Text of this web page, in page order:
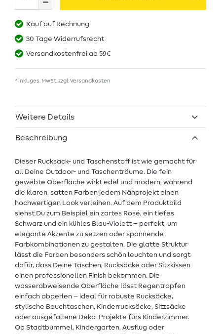
Kauf auf Rechnung
30 Tage Widerrufsrecht
Versandkostenfrei ab 59€
* inkl. ges. MwSt. zzgl. Versandkosten
Weitere Details
Beschreibung
Dieser Rucksack- und Taschenstoff ist wie gemacht für
all Deine Outdoor- und Taschenträume. Die fein
gewebte Oberfläche wirkt edel und modern, während
die klaren, satten Farben jedem Nähprojekt einen
hochwertigen Look verleihen. Auf dem Produktbild
siehst Du zum Beispiel ein zartes Rosé, ein tiefes
Schwarz und ein kühles Blau-Violett – perfekt, um
elegante Akzente zu setzen oder spannende
Farbkombinationen zu gestalten. Die glatte Struktur
lässt die Farben besonders schön leuchten und sorgt
dafür, dass Deine Taschen, Rucksäcke oder Sitzkissen
einen professionellen Finish bekommen. Die
wasserabweisende Oberfläche lässt Regentropfen
einfach abperlen – ideal für robuste Rucksäcke,
stylische Bauchtaschen, Kinderrucksäcke, Sitzsäcke
oder ausgefallene Deko-Projekte fürs Kinderzimmer.
Ob Stadtbummel, Kindergarten, Ausflug oder